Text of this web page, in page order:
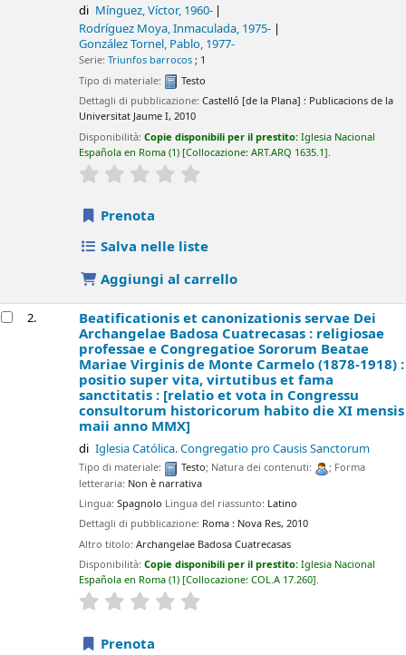
di Mínguez, Víctor, 1960-
Rodríguez Moya, Inmaculada, 1975-
González Tornel, Pablo, 1977-
Serie:Triunfos barrocos ; 1
Tipo di materiale:
Testo
Dettagli di pubblicazione:Castelló [de la Plana] : Publicacions de la
Universitat Jaume I, 2010
Disponibilità:Copie disponibili per il prestito:Iglesia Nacional
Española en Roma (1) Collocazione:ART.ARQ 1635.1 .
star rating
Prenota
Salva nelle liste
Aggiungi al carrello
2. Beatificationis et canonizationis servae Dei
Archangelae Badosa Cuatrecasas : religiosae
professae e Congregatioe Sororum Beatae
Mariae Virginis de Monte Carmelo (1878-1918) :
positio super vita, virtutibus et fama
sanctitatis : [relatio et vota in Congressu
consultorum historicorum habito die XI mensis
maii anno MMX]
di Iglesia Católica. Congregatio pro Causis Sanctorum
Tipo di materiale: Testo; Natura dei contenuti:
; Forma
letteraria: Non è narrativa
Lingua:Spagnolo Lingua del riassunto: Latino
Dettagli di pubblicazione: Roma : Nova Res, 2010
Altro titolo:Archangelae Badosa Cuatrecasas
Disponibilità:Copie disponibili per il prestito:Iglesia Nacional
Española en Roma (1) Collocazione:COL.A 17.260 .
star rating
Prenota